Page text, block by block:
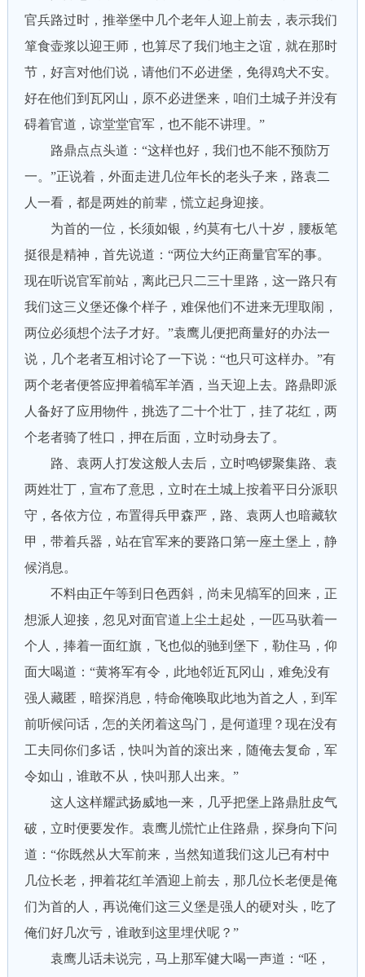
官兵路过时，推举堡中几个老年人迎上前去，表示我们
箪食壶浆以迎王师，也算尽了我们地主之谊，就在那时
节，好言对他们说，请他们不必进堡，免得鸡犬不安。
好在他们到瓦冈山，原不必进堡来，咱们土城子并没有
碍着官道，谅堂堂官军，也不能不讲理。”
路鼎点点头道：“这样也好，我们也不能不预防万
一。”正说着，外面走进几位年长的老头子来，路袁二
人一看，都是两姓的前辈，慌立起身迎接。
为首的一位，长须如银，约莫有七八十岁，腰板笔
挺很是精神，首先说道：“两位大约正商量官军的事。
现在听说官军前站，离此已只二三十里路，这一路只有
我们这三义堡还像个样子，难保他们不进来无理取闹，
两位必须想个法子才好。”袁鹰儿便把商量好的办法一
说，几个老者互相讨论了一下说：“也只可这样办。”有
两个老者便答应押着犒军羊酒，当天迎上去。路鼎即派
人备好了应用物件，挑选了二十个壮丁，挂了花红，两
个老者骑了牲口，押在后面，立时动身去了。
路、袁两人打发这般人去后，立时鸣锣聚集路、袁
两姓壮丁，宣布了意思，立时在土城上按着平日分派职
守，各依方位，布置得兵甲森严，路、袁两人也暗藏软
甲，带着兵器，站在官军来的要路口第一座土堡上，静
候消息。
不料由正午等到日色西斜，尚未见犒军的回来，正
想派人迎接，忽见对面官道上尘土起处，一匹马驮着一
个人，捧着一面红旗，飞也似的驰到堡下，勒住马，仰
面大喝道：“黄将军有令，此地邻近瓦冈山，难免没有
强人藏匿，暗探消息，特命俺唤取此地为首之人，到军
前听候问话，怎的关闭着这鸟门，是何道理？现在没有
工夫同你们多话，快叫为首的滚出来，随俺去复命，军
令如山，谁敢不从，快叫那人出来。”
这人这样耀武扬威地一来，几乎把堡上路鼎肚皮气
破，立时便要发作。袁鹰儿慌忙止住路鼎，探身向下问
道：“你既然从大军前来，当然知道我们这儿已有村中
几位长老，押着花红羊酒迎上前去，那几位长老便是俺
们为首的人，再说俺们这三义堡是强人的硬对头，吃了
俺们好几次亏，谁敢到这里埋伏呢？”
袁鹰儿话未说完，马上那军健大喝一声道：“呸，